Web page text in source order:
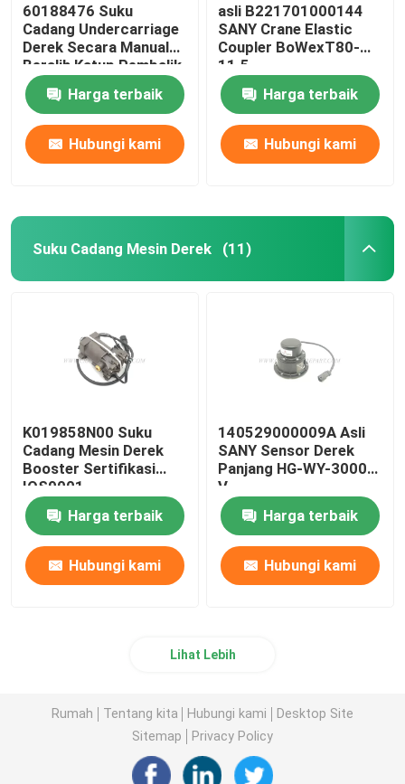
60188476 Suku
Cadang Undercarriage
Derek Secara Manual
Beralih Katup Pembalik
Untuk SANY JZF80FD
Harga terbaik
Hubungi kami
asli B221701000144
SANY Crane Elastic
Coupler BoWexT80-
11.5
Harga terbaik
Hubungi kami
Suku Cadang Mesin Derek (11)
K019858N00 Suku
Cadang Mesin Derek
Booster Sertifikasi
IOS9001
Harga terbaik
Hubungi kami
140529000009A Asli
SANY Sensor Derek
Panjang HG-WY-3000-
V
Harga terbaik
Hubungi kami
Lihat Lebih
Rumah Tentang kita Hubungi kami
Desktop Site
Sitemap
Privacy Policy